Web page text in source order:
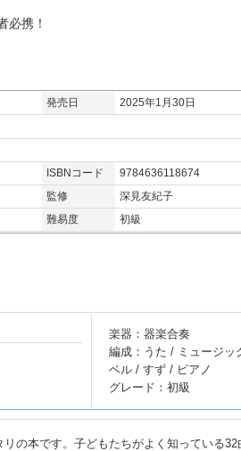
必携！
発売日
2025年1月30日
ISBNコード
9784636118674
監修
深見友紀子
難易度 初級
楽器：器楽合奏
編成：うた / ミュージッ
ベル / すず / ピアノ
グレード：初級
の本です。子どもたちがよく知っている32